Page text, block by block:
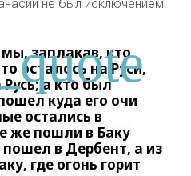
не был исключением.
заплакав, кто
осталось на Руси,
а кто был
куда его очи
остались в
же пошли в Баку
пошел в Дербент, а из
где огонь горит